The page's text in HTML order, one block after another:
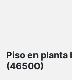
Ubicación
Piso en planta
(46500)